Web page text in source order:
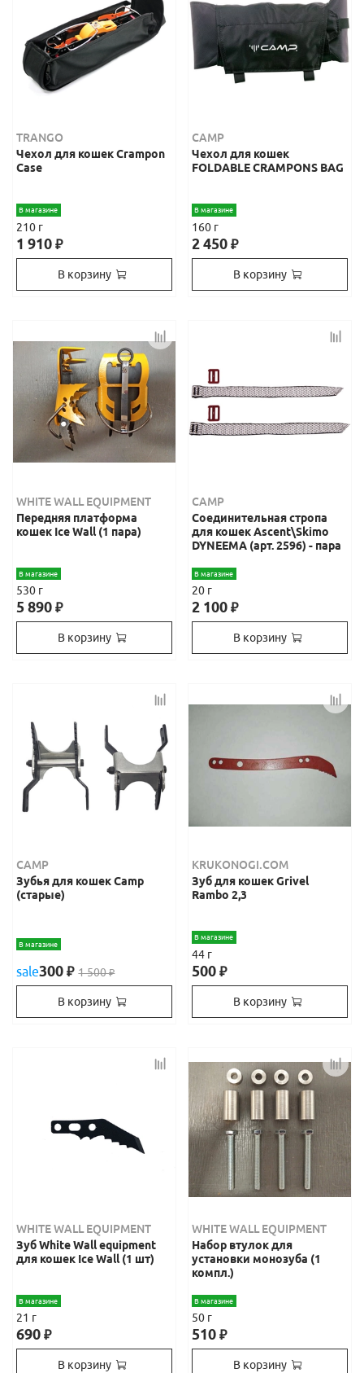
TRANGO
Чехол для кошек Crampon
Case
В магазине
210 г
1 910₽
В корзину
CAMP
Чехол для кошек
FOLDABLE CRAMPONS BAG
В магазине
160 г
2 450₽
В корзину
WHITE WALL EQUIPMENT
Передняя платформа
кошек Ice Wall (1 пара)
В магазине
530 г
5 890₽
В корзину
CAMP
Соединительная стропа
для кошек Ascent\Skimo
DYNEEMA (арт. 2596) - пара
В магазине
20 г
2 100₽
В корзину
CAMP
Зубья для кошек Camp
(старые)
В магазине
sale300₽ 1 500₽
В корзину
KRUKONOGI.COM
Зуб для кошек Grivel
Rambo 2,3
В магазине
44 г
500₽
В корзину
WHITE WALL EQUIPMENT
Зуб White Wall equipment
для кошек Ice Wall (1 шт)
В магазине
21 г
690₽
В корзину
WHITE WALL EQUIPMENT
Набор втулок для
установки монозуба (1
компл.)
В магазине
50 г
510₽
В корзину